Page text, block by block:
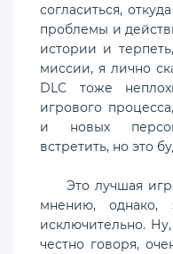
согласиться,
проблемы и
истории и
миссии, я лично
DLC тоже
игрового
и новых
встретить, но это
Это лучшая
мнению,
исключительно.
честно говоря,